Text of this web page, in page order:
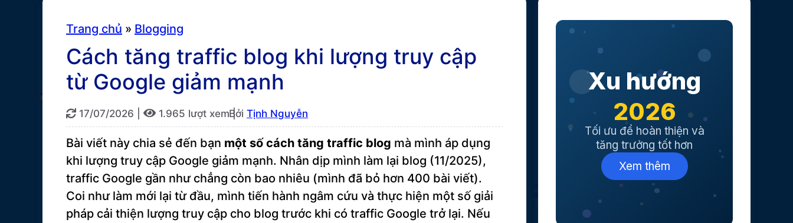
Trang chủ » Blogging
Cách tăng traffic blog khi lượng truy cập
từ Google giảm mạnh
17/07/2026 1.965 lượt xem |BởiTịnh Nguyễn
Bài viết này chia sẻ đến bạn một số cách tăng traffic blog mà mình áp dụng
khi lượng truy cập Google giảm mạnh. Nhân dịp mình làm lại blog (11/2025),
traffic Google gần như chẳng còn bao nhiêu (mình đã bỏ hơn 400 bài viết).
Coi như làm mới lại từ đầu, mình tiến hành ngâm cứu và thực hiện một số giải
pháp cải thiện lượng truy cập cho blog trước khi có traffic Google trở lại. Nếu
Xu hướng
2026
Tối ưu để hoàn thiện và
tăng trưởng tốt hơn
Xem thêm